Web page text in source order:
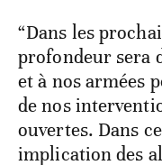
“Dans les
profondeur sera
et à nos armées
de nos
ouvertes. Dans
implication des